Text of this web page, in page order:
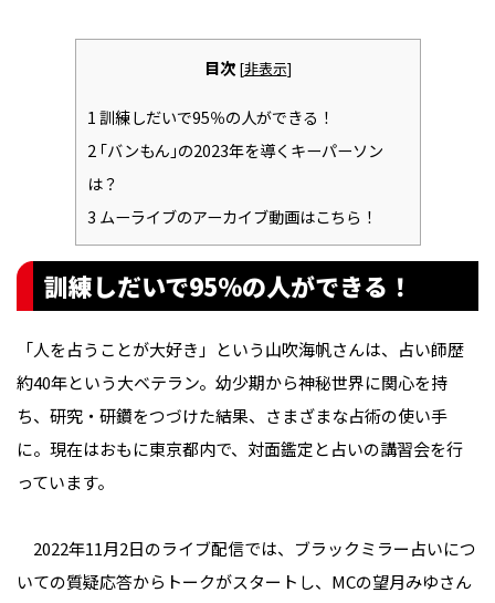
目次 [非表示]
1訓練しだいで95％の人ができる！
2｢バンもん｣の2023年を導くキーパーソン
は？
3 ムーライブのアーカイブ動画はこちら！
訓練しだいで95％の人ができる！
「人を占うことが大好き」という山吹海帆さんは、占い師歴
約40年という大ベテラン。幼少期から神秘世界に関心を持
ち、研究・研鑽をつづけた結果、さまざまな占術の使い手
に。現在はおもに東京都内で、対面鑑定と占いの講習会を行
っています。
2022年11月2日のライブ配信では、ブラックミラー占いにつ
いての質疑応答からトークがスタートし、MCの望月みゆさん